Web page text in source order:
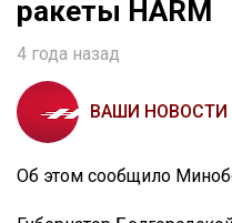
ракеты HARM
4 года назад
ВАШИ НОВОСТИ
Об этом сообщило